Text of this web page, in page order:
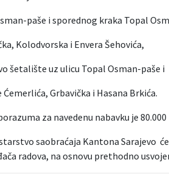
paše i sporednog kraka Topal
Kolodvorska i Envera Šehovića,
šetalište uz ulicu Topal Osman-paše i
Grbavička i Hasana Brkića.
za navedenu nabavku je 80.000
saobraćaja Kantona Sarajevo
radova, na osnovu prethodno